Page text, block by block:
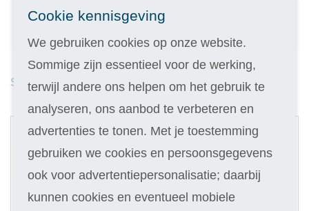
Studieduur: 7 maanden
Digitale cursus
419
1
Cookie kennisgeving
We gebruiken cookies op onze website.
Sommige zijn essentieel voor de werking,
terwijl andere ons helpen om het gebruik te
analyseren, ons aanbod te verbeteren en
advertenties te tonen. Met je toestemming
gebruiken we cookies en persoonsgegevens
ook voor advertentiepersonalisatie; daarbij
kunnen cookies en eventueel mobiele